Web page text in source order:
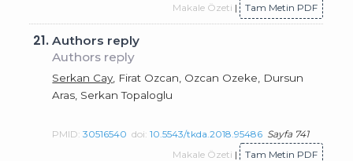
Makale Özeti | Tam Metin PDF
21.Authors reply
Authors reply
Serkan Cay , Firat Ozcan, Ozcan Ozeke, Dursun
Aras, Serkan Topaloglu
PMID:30516540 doi:10.5543/tkda.2018.95486 Sayfa 741
Makale Özeti | Tam Metin PDF